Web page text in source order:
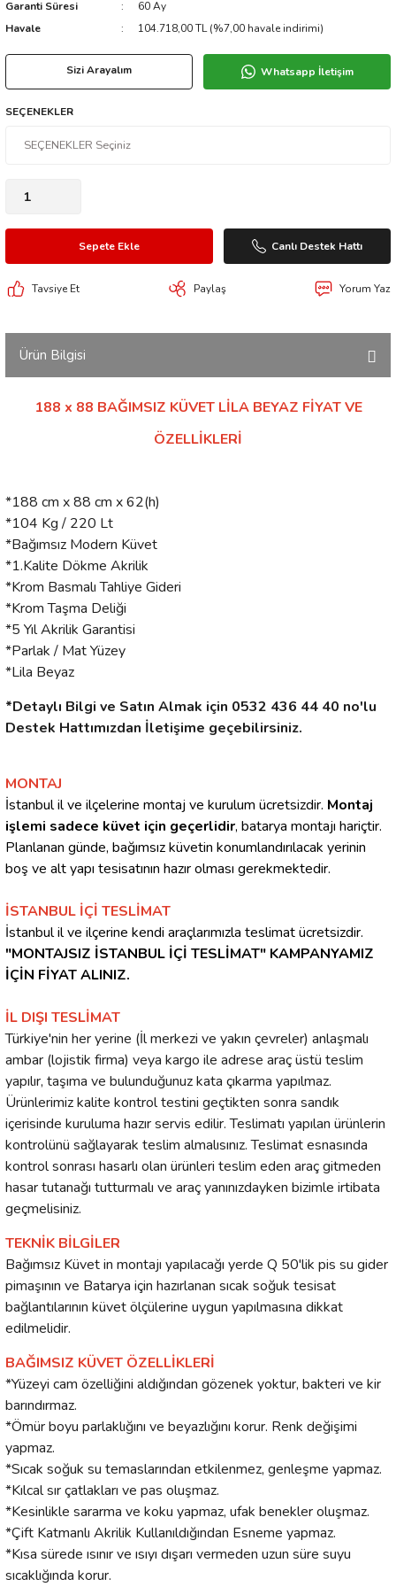
Garanti Süresi
60 Ay
Havale
104.718,00 TL (%7,00 havale indirimi)
Sizi Arayalım Whatsapp İletişim
SEÇENEKLER
Sepete Ekle Canlı Destek Hattı
Tavsiye Et Paylaş Yorum Yaz
Ürün Bilgisi
188 x 88 BAĞIMSIZ KÜVET LİLA BEYAZ FİYAT VE
ÖZELLİKLERİ
*188 cm x 88 cm x 62(h)
*104 Kg / 220 Lt
*Bağımsız Modern Küvet
*1.Kalite Dökme Akrilik
*Krom Basmalı Tahliye Gideri
*Krom Taşma Deliği
*5 Yıl Akrilik Garantisi
*Parlak / Mat Yüzey
*Lila Beyaz
*Detaylı Bilgi ve Satın Almak için 0532 436 44 40 no'lu
Destek Hattımızdan İletişime geçebilirsiniz.
MONTAJ
İstanbul il ve ilçelerine montaj ve kurulum ücretsizdir. Montaj
işlemi sadece küvet için geçerlidir, batarya montajı hariçtir.
Planlanan günde, bağımsız küvetin konumlandırılacak yerinin
boş ve alt yapı tesisatının hazır olması gerekmektedir.
İSTANBUL İÇİ TESLİMAT
İstanbul il ve ilçerine kendi araçlarımızla teslimat ücretsizdir.
"MONTAJSIZ İSTANBUL İÇİ TESLİMAT" KAMPANYAMIZ
İÇİN FİYAT ALINIZ.
İL DIŞI TESLİMAT
Türkiye'nin her yerine (İl merkezi ve yakın çevreler) anlaşmalı
ambar (lojistik firma) veya kargo ile adrese araç üstü teslim
yapılır, taşıma ve bulunduğunuz kata çıkarma yapılmaz.
Ürünlerimiz kalite kontrol testini geçtikten sonra sandık
içerisinde kuruluma hazır servis edilir. Teslimatı yapılan ürünlerin
kontrolünü sağlayarak teslim almalısınız. Teslimat esnasında
kontrol sonrası hasarlı olan ürünleri teslim eden araç gitmeden
hasar tutanağı tutturmalı ve araç yanınızdayken bizimle irtibata
geçmelisiniz.
TEKNİK BİLGİLER
Bağımsız Küvet in montajı yapılacağı yerde Q 50'lik pis su gider
pimaşının ve Batarya için hazırlanan sıcak soğuk tesisat
bağlantılarının küvet ölçülerine uygun yapılmasına dikkat
edilmelidir.
BAĞIMSIZ KÜVET ÖZELLİKLERİ
*Yüzeyi cam özelliğini aldığından gözenek yoktur, bakteri ve kir
barındırmaz.
*Ömür boyu parlaklığını ve beyazlığını korur. Renk değişimi
yapmaz.
*Sıcak soğuk su temaslarından etkilenmez, genleşme yapmaz.
*Kılcal sır çatlakları ve pas oluşmaz.
*Kesinlikle sararma ve koku yapmaz, ufak benekler oluşmaz.
*Çift Katmanlı Akrilik Kullanıldığından Esneme yapmaz.
*Kısa sürede ısınır ve ısıyı dışarı vermeden uzun süre suyu
sıcaklığında korur.